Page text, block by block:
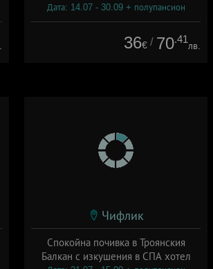
Дата: 14.07 - 30.09 + полупансион
36€ / 70.41
лв.
Чифлик
Спокойна почивка в Троянския
Балкан с изкушения в СПА хотел